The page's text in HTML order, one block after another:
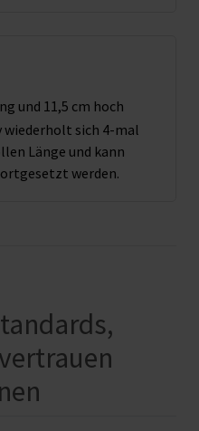
und 11,5 cm hoch
wiederholt sich 4-mal
Länge und kann
werden.